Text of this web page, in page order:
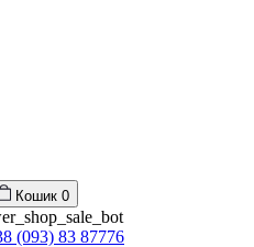
Кошик 0
(093) 83 87776